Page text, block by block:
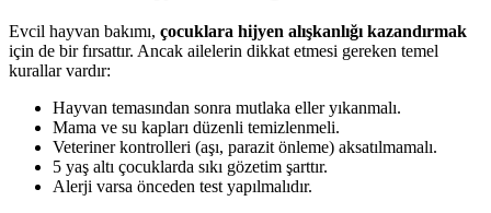
Evcil hayvan bakımı, çocuklara hijyen alışkanlığı kazandırmak
için de bir fırsattır. Ancak ailelerin dikkat etmesi gereken temel
kurallar vardır:
Hayvan temasından sonra mutlaka eller yıkanmalı.
Mama ve su kapları düzenli temizlenmeli.
Veteriner kontrolleri (aşı, parazit önleme) aksatılmamalı.
5 yaş altı çocuklarda sıkı gözetim şarttır.
Alerji varsa önceden test yapılmalıdır.